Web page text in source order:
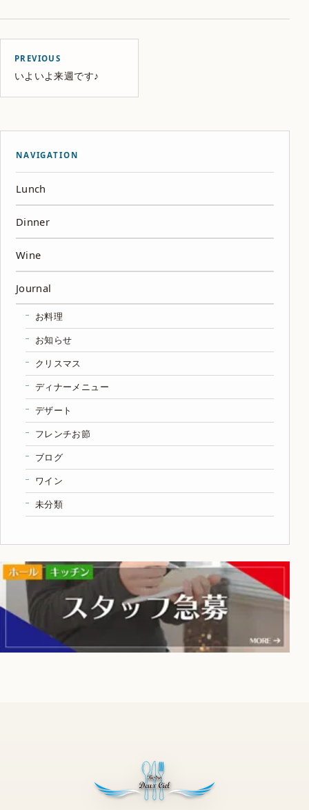
PREVIOUS
いよいよ来週です♪
NAVIGATION
Lunch
Dinner
Wine
Journal
お料理
お知らせ
クリスマス
ディナーメニュー
デザート
フレンチお節
ブログ
ワイン
未分類